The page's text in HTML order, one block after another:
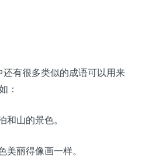
还有很多类似的成语可以用来
：
和山的景色。
美丽得像画一样。